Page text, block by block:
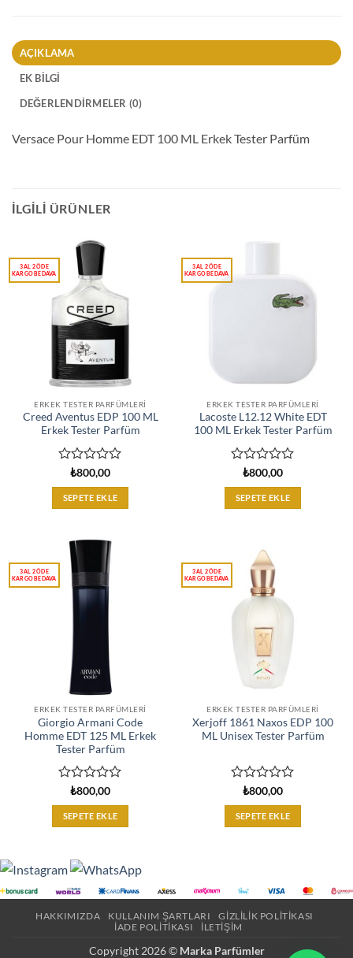
AÇIKLAMA
EK BILGI
DEĞERLENDIRMELER (0)
Versace Pour Homme EDT 100 ML Erkek Tester Parfüm
İLGILI ÜRÜNLER
ERKEK TESTER PARFÜMLERI
Creed Aventus EDP 100 ML
Erkek Tester Parfüm
üzerinden
0
oy
₺800,00
SEPETE EKLE
ERKEK TESTER PARFÜMLERI
Lacoste L12.12 White EDT
100 ML Erkek Tester Parfüm
üzerinden
0
oy
₺800,00
SEPETE EKLE
ERKEK TESTER PARFÜMLERI
Giorgio Armani Code
Homme EDT 125 ML Erkek
Tester Parfüm
üzerinden
0
oy
₺800,00
SEPETE EKLE
ERKEK TESTER PARFÜMLERI
Xerjoff 1861 Naxos EDP 100
ML Unisex Tester Parfüm
üzerinden
0
oy
₺800,00
SEPETE EKLE
HAKKIMIZDA KULLANIM ŞARTLARI
GIZLILIK POLITIKASI
İADE POLITIKASI
İLETIŞIM
Copyright 2026 © Marka Parfümler